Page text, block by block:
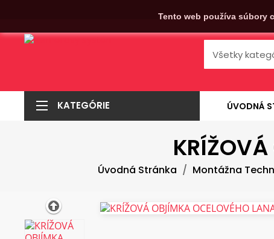
Tento web používa súbory
ÚVODNÁ
KATEGÓRIE
Úvodná Stránka Montážna